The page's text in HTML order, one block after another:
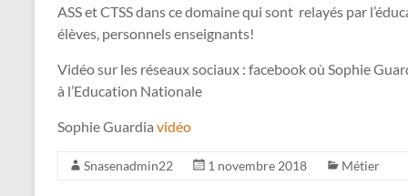
ASS et CTSS dans ce domaine qui sont relayés par
élèves, personnels enseignants!
Vidéo sur les réseaux sociaux : facebook où Sophie
à l’Education Nationale
Sophie Guardia vidéo
Snasenadmin22 1 novembre 2018 Métier